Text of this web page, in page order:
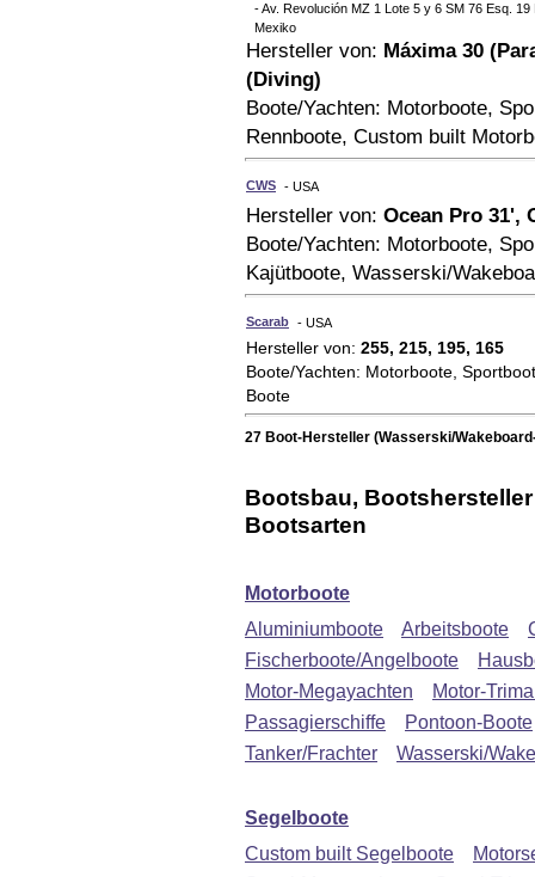
- Av. Revolución MZ 1 Lote 5 y 6 SM 76 Esq.
Mexiko
Hersteller von: Máxima 30
(Diving)
Boote/Yachten: Motorboote,
Rennboote, Custom built
CWS - USA
Hersteller von: Ocean Pro 31',
Boote/Yachten: Motorboote,
Kajütboote, Wasserski/
Scarab - USA
Hersteller von: 255, 215, 195, 165
Boote/Yachten: Motorboote,
Boote
27 Boot-Hersteller (Wasserski/
Bootsbau,
Bootsarten
Motorboote
Aluminiumboote
Arbeitsboote
Fischerboote/Angelboote
Motor-Megayachten
Motor-
Passagierschiffe
Pontoon-Boote
Tanker/Frachter
Wasserski/
Segelboote
Custom built Segelboote